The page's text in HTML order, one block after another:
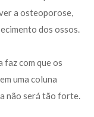
a osteoporose,
dos ossos.
faz com que os
uma coluna
não será tão forte.